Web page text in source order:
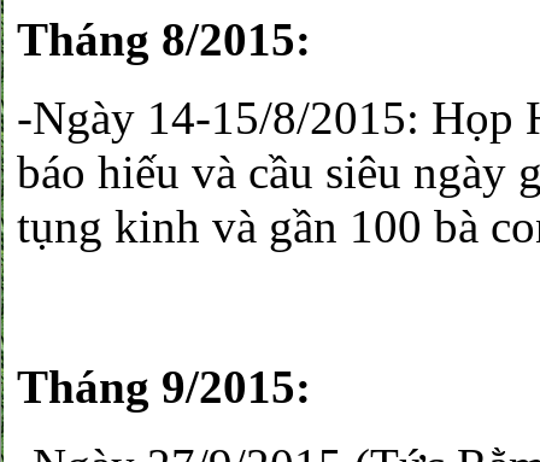
Tháng 8/2015:
-Ngày 14-15/8/2015: Họp
báo hiếu và cầu siêu ngày
tụng kinh và gần 100 bà
Tháng 9/2015: